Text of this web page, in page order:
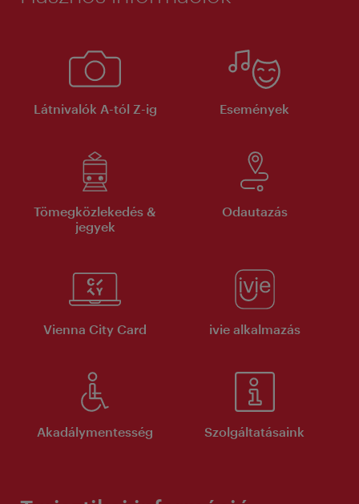
Látnivalók A-tól Z-ig Események
Tömegközlekedés &
jegyek
Odautazás
Vienna City Card ivie alkalmazás
Akadálymentesség Szolgáltatásaink